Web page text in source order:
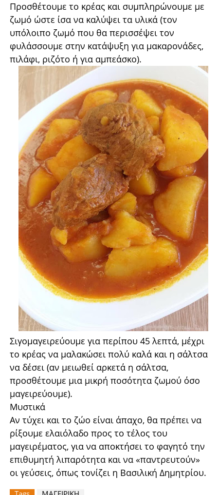
Προσθέτουμε το κρέας και συμπληρώνουμε με
ζωμό ώστε ίσα να καλύψει τα υλικά (τον
υπόλοιπο ζωμό που θα περισσέψει τον
φυλάσσουμε στην κατάψυξη για μακαρονάδες,
πιλάφι, ριζότο ή για αμπεάσκο).
Σιγομαγειρεύουμε για περίπου 45 λεπτά, μέχρι
το κρέας να μαλακώσει πολύ καλά και η σάλτσα
να δέσει (αν μειωθεί αρκετά η σάλτσα,
προσθέτουμε μια μικρή ποσότητα ζωμού όσο
μαγειρεύουμε).
Μυστικά
Αν τύχει και το ζώο είναι άπαχο, θα πρέπει να
ρίξουμε ελαιόλαδο προς το τέλος του
μαγειρέματος, για να αποκτήσει το φαγητό την
επιθυμητή λιπαρότητα και να «παντρευτούν»
οι γεύσεις, όπως τονίζει η Βασιλική Δημητρίου.